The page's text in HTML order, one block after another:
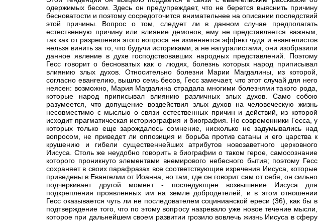
одержимых бесом. Здесь он предупреждает, что не берется выяснить причину
бесноватости и поэтому сосредоточится внимательнее на описании последствий
этой причины. Вопрос о том, следует ли в данном случае предполагать
естественную причину или влияние демонов, ему не представляется важным,
так как от разрешения этого вопроса не изменяется эффект чуда и евангелистов
нельзя винить за то, что будучи историками, а не натуралистами, они изобразили
данное явление в духе господствовавших народных представлений. Поэтому
Гесс говорит о бесноватых как о людях, болезнь которых народ приписывал
влиянию злых духов. Относительно болезни Марии Магдалины, из которой,
согласно евангелию, вышло семь бесов, Гесс замечает, что этот случай для него
неясен: возможно, Мария Магдалина страдала многими болезнями такого рода,
которые народ приписывал влиянию различных злых духов. Само собою
разумеется, что допущение воздействия злых духов на человеческую жизнь
несовместимо с мыслью о связи естественных причин и действий, из которой
исходит прагматическая историография и биография. Но современники Гесса, у
которых только еще зарождалось сомнение, нисколько не задумывались над
вопросом, не приведет ли оппозиция и борьба против сатаны и его царства к
крушению и гибели существеннейших атрибутов новозаветного церковного
Иисуса. Столь же неудобно говорить в биографии о таком герое, самосознание
которого проникнуто элементами внемирового небесного бытия; поэтому Гесс
сохраняет в своих парафразах все соответствующие изречения Иисуса, которые
приведены в Евангелии от Иоанна, но там, где он говорит сам от себя, он сильно
подчеркивает другой момент - последующее возвышение Иисуса для
подкрепления проявленных им на земле добродетелей, и в этом отношении
Гесс оказывается чуть ли не последователем социнианской ереси (36), как бы в
подтверждение того, что по этому вопросу назревало уже новое течение мысли,
которое при дальнейшем своем развитии грозило вовлечь жизнь Иисуса в сферу